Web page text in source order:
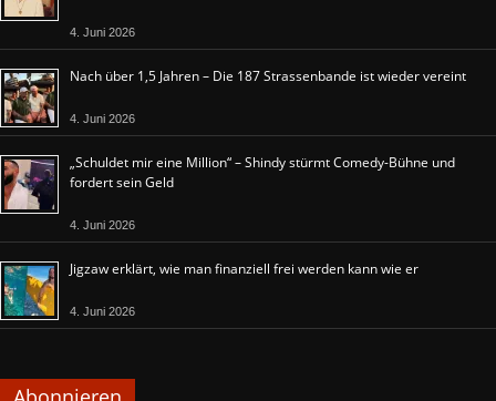
4. Juni 2026
Nach über 1,5 Jahren – Die 187 Strassenbande ist wieder vereint
4. Juni 2026
„Schuldet mir eine Million“ – Shindy stürmt Comedy-Bühne und
fordert sein Geld
4. Juni 2026
Jigzaw erklärt, wie man finanziell frei werden kann wie er
4. Juni 2026